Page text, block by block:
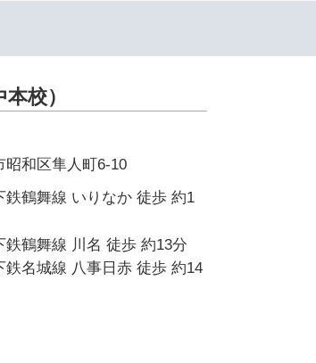
校）
昭和区隼人町6-10
鉄鶴舞線 いりなか 徒歩 約1
鉄鶴舞線 川名 徒歩 約13分
鉄名城線 八事日赤 徒歩 約14